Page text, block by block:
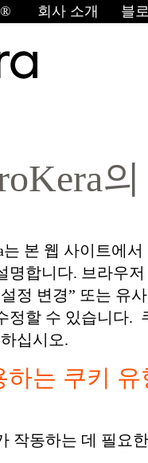
회사 소개 블
본 웹 사이트에
명합니다. 브라우
정 변경” 또는 유
정할 수 있습니다.
십시오.
하는 쿠키 유
작동하는 데 필요